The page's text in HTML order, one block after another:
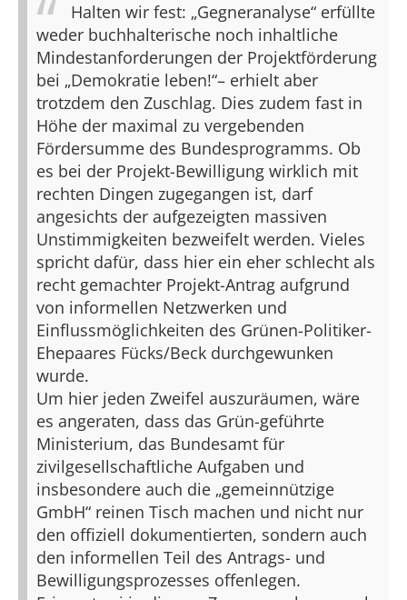
Halten wir fest: „Gegneranalyse“ erfüllte
weder buchhalterische noch inhaltliche
Mindestanforderungen der Projektförderung
bei „Demokratie leben!“– erhielt aber
trotzdem den Zuschlag. Dies zudem fast in
Höhe der maximal zu vergebenden
Fördersumme des Bundesprogramms. Ob
es bei der Projekt-Bewilligung wirklich mit
rechten Dingen zugegangen ist, darf
angesichts der aufgezeigten massiven
Unstimmigkeiten bezweifelt werden. Vieles
spricht dafür, dass hier ein eher schlecht als
recht gemachter Projekt-Antrag aufgrund
von informellen Netzwerken und
Einflussmöglichkeiten des Grünen-Politiker-
Ehepaares Fücks/Beck durchgewunken
wurde.
Um hier jeden Zweifel auszuräumen, wäre
es angeraten, dass das Grün-geführte
Ministerium, das Bundesamt für
zivilgesellschaftliche Aufgaben und
insbesondere auch die „gemeinnützige
GmbH“ reinen Tisch machen und nicht nur
den offiziell dokumentierten, sondern auch
den informellen Teil des Antrags- und
Bewilligungsprozesses offenlegen.